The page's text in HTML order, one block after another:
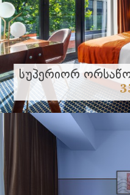
Სუპერიორ